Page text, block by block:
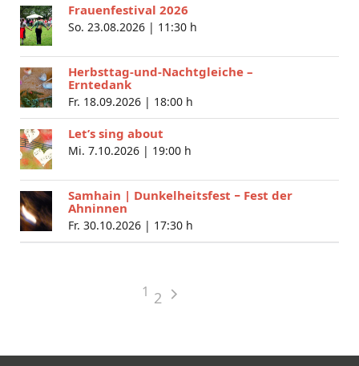
Frauenfestival 2026
So. 23.08.2026 | 11:30 h
Herbsttag-und-Nachtgleiche –
Erntedank
Fr. 18.09.2026 | 18:00 h
Let’s sing about
Mi. 7.10.2026 | 19:00 h
Samhain | Dunkelheitsfest − Fest der
Ahninnen
Fr. 30.10.2026 | 17:30 h
1 2